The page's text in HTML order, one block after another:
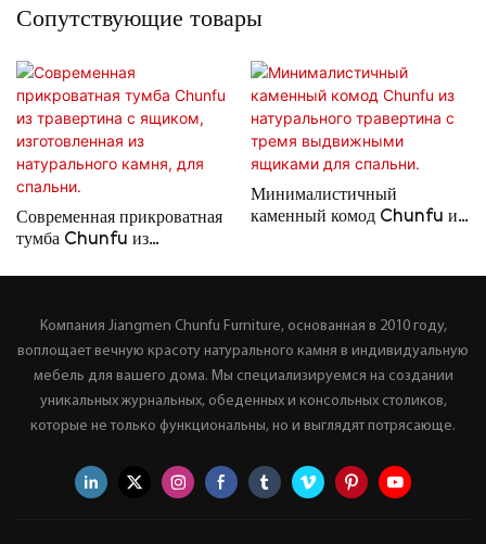
Сопутствующие товары
Современная прикроватная
тумба Chunfu из
спальни.
Минималистичный
каменный комод Chunfu из
Компания Jiangmen Chunfu Furniture, основанная в 2010 году,
воплощает вечную красоту натурального камня в индивидуальную
мебель для вашего дома. Мы специализируемся на создании
уникальных журнальных, обеденных и консольных столиков,
которые не только функциональны, но и выглядят потрясающе.